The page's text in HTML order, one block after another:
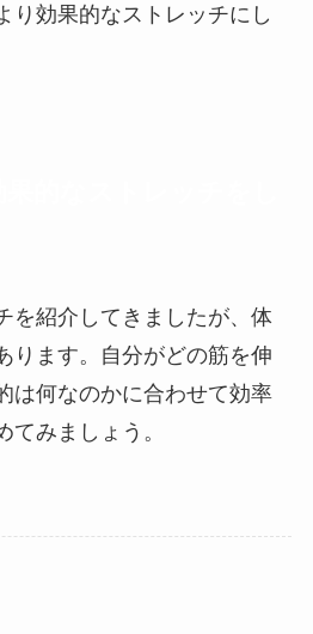
り効果的なストレッチにし
を紹介してきましたが、体
ります。自分がどの筋を伸
は何なのかに合わせて効率
てみましょう。